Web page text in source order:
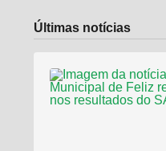
Últimas notícias